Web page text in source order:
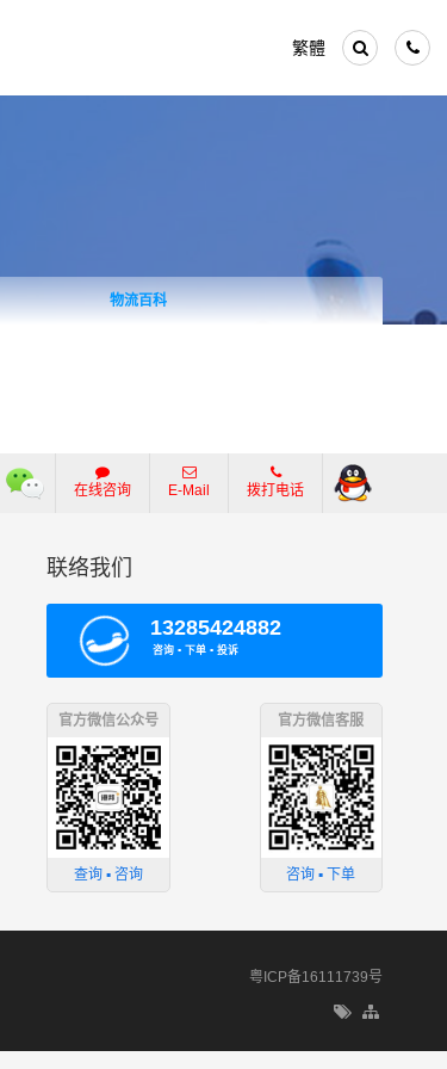
繁體
物流百科
在线咨询 E-Mail 拨打电话
联络我们
13285424882
咨询 ▪ 下单 ▪ 投诉
官方微信公众号
查询 ▪ 咨询
官方微信客服
咨询 ▪ 下单
粤ICP备16111739号